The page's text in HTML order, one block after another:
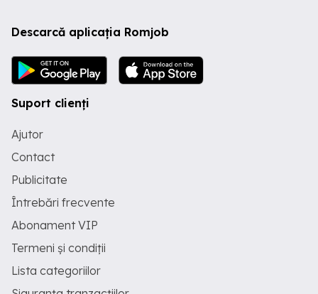
Descarcă aplicația Romjob
Suport clienți
Ajutor
Contact
Publicitate
Întrebări frecvente
Abonament VIP
Termeni și condiții
Lista categoriilor